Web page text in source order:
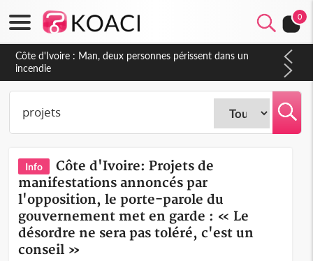
0
Côte d'Ivoire : Séileu, la célébration de la fête nationale
transformée en vaste campagne contre les produits
dépigmentants dangereux
Info
Côte d'Ivoire: Projets de
manifestations annoncés par
l'opposition, le porte-parole du
gouvernement met en garde : « Le
désordre ne sera pas toléré, c'est un
conseil »